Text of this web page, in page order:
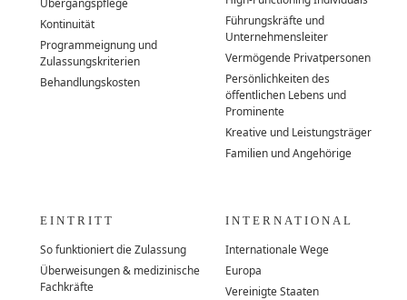
Übergangspflege
Kontinuität
Programmeignung und
Zulassungskriterien
Behandlungskosten
Führungskräfte und
Unternehmensleiter
Vermögende Privatpersonen
Persönlichkeiten des
öffentlichen Lebens und
Prominente
Kreative und Leistungsträger
Familien und Angehörige
EINTRITT
So funktioniert die Zulassung
Überweisungen & medizinische
Fachkräfte
INTERNATIONAL
Internationale Wege
Europa
Vereinigte Staaten